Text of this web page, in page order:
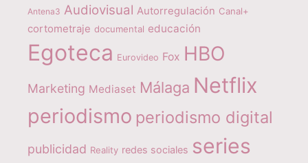
Antena3 Audiovisual Autorregulación Canal+
cortometraje documental educación
Egoteca Eurovideo Fox HBO
Marketing Mediaset Málaga Netflix
periodismo periodismo digital
publicidad Reality redes sociales series